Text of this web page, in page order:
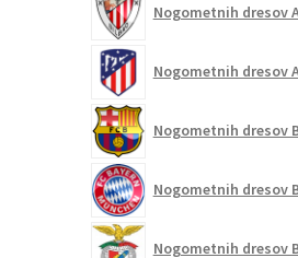
Nogometnih dresov
Nogometnih dresov
Nogometnih dresov
Nogometnih dresov
Nogometnih dresov